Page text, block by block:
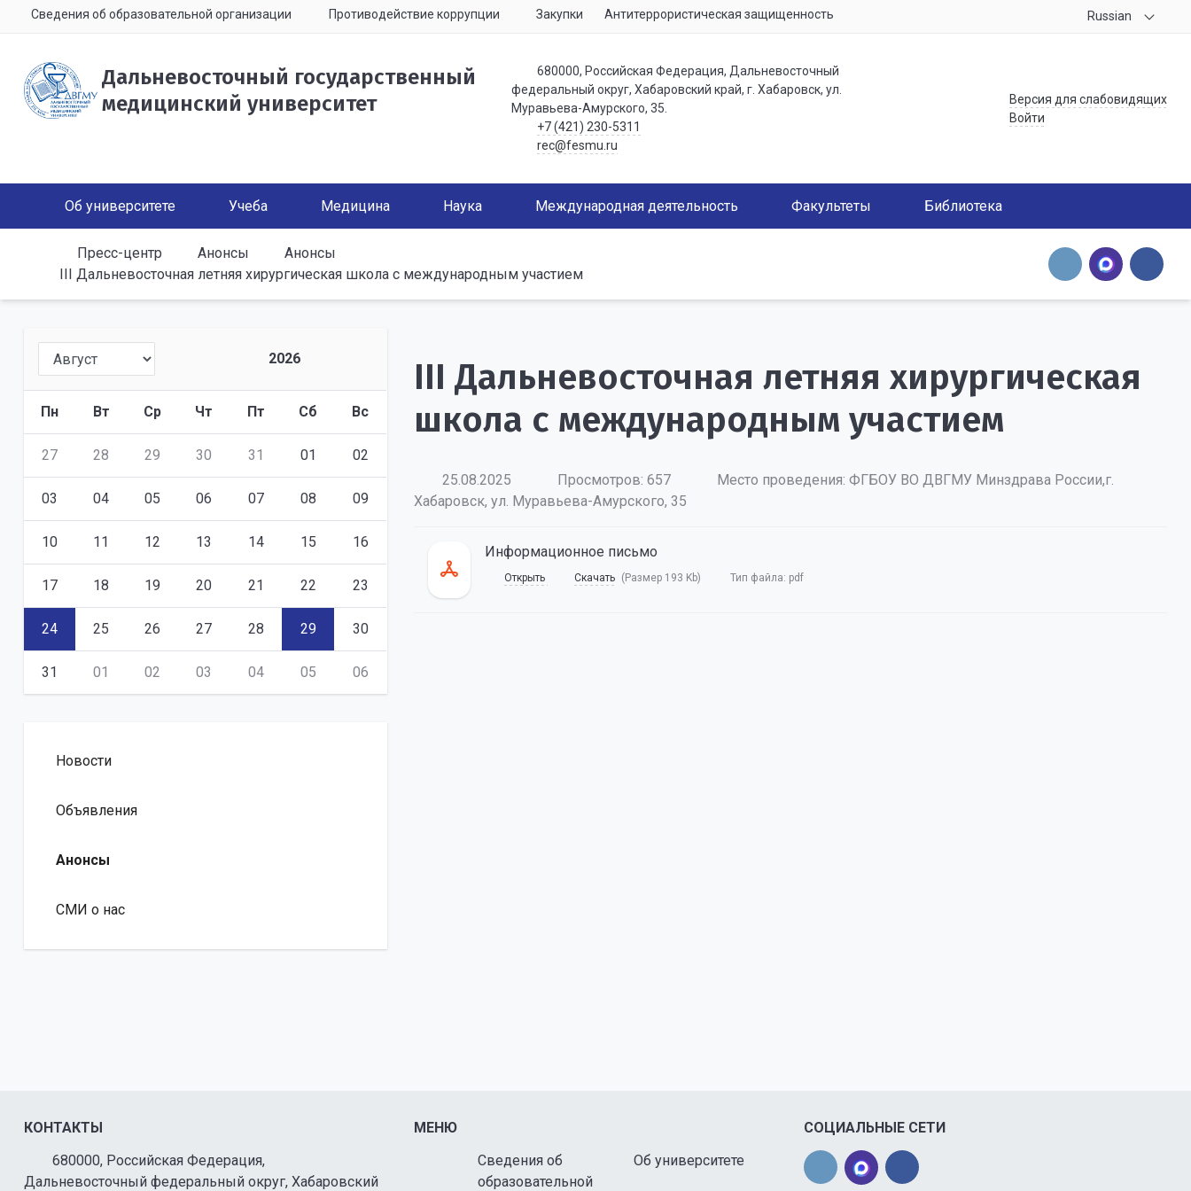
Сведения об образовательной организации Противодействие коррупции Закупки Антитеррористическая защищенность Russian
Дальневосточный государственный
медицинский университет
680000, Российская Федерация, Дальневосточный
федеральный округ, Хабаровский край, г. Хабаровск, ул.
Муравьева-Амурского, 35.
+7 (421) 230-5311
rec@fesmu.ru
Версия для слабовидящих
Войти
Об университете Учеба Медицина Наука Международная деятельность Факультеты Библиотека
Пресс-центр Анонсы
Анонсы
III Дальневосточная летняя хирургическая школа с международным участием
2026
Пн Вт Ср Чт Пт Сб Вс
27 28 29 30 31 01 02
03 04 05 06 07 08 09
10 11 12 13 14 15 16
17 18 19 20 21 22 23
24 25 26 27 28 29 30
31 01 02 03 04 05 06
Новости
Объявления
Анонсы
СМИ о нас
III Дальневосточная летняя хирургическая
школа с международным участием
25.08.2025 Просмотров: 657
Место проведения: ФГБОУ ВО ДВГМУ Минздрава России,г.
Хабаровск, ул. Муравьева-Амурского, 35
Информационное письмо
Открыть Скачать (Размер 193 Kb) Тип файла: pdf
КОНТАКТЫ
680000, Российская Федерация,
Дальневосточный федеральный округ, Хабаровский
МЕНЮ
Сведения об
образовательной
Об университете
СОЦИАЛЬНЫЕ СЕТИ